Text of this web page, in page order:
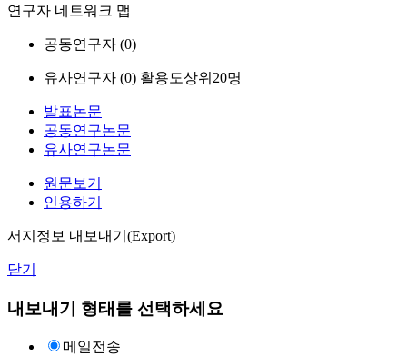
연구자 네트워크 맵
공동연구자 (0)
유사연구자 (0) 활용도상위20명
발표논문
공동연구논문
유사연구논문
원문보기
인용하기
서지정보 내보내기(Export)
닫기
내보내기 형태를 선택하세요
메일전송